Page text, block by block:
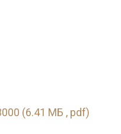
(6.41 МБ , pdf)